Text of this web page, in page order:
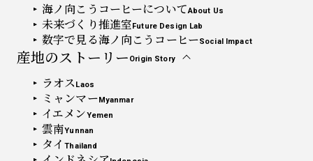
海ノ向こうコーヒーについてAbout Us
未来づくり推進室Future Design Lab
数字で見る海ノ向こうコーヒーSocial Impact
産地のストーリー Origin Story
ラオス Laos
ミャンマーMyanmar
イエメンYemen
雲南Yunnan
タイThailand